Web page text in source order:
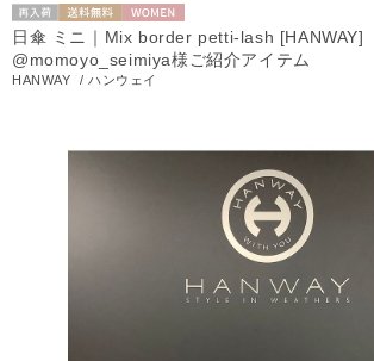
再入荷 送料無料 WOMEN
日傘 ミニ｜Mix border petti-lash [HANWAY]
@momoyo_seimiya様ご紹介アイテム
HANWAY /ハンウェイ